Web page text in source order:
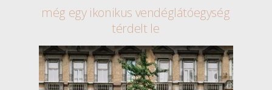
még egy ikonikus vendéglátóegység
térdelt le